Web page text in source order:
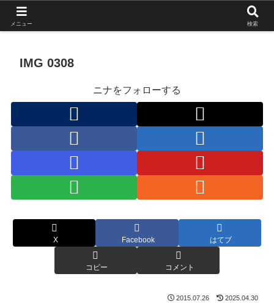
IMG 0308
ニナをフォローする
X Facebook はてブ
コピー コメント
2015.07.26 2025.04.30
メニュー 検索